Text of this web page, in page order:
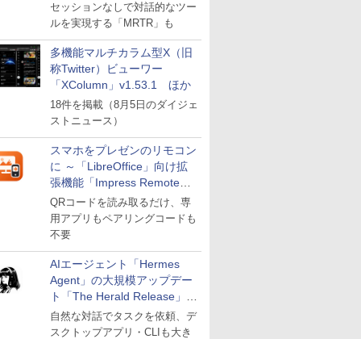
レスへ
セッションなしで対話的なツー
ルを実現する「MRTR」も
多機能マルチカラム型X（旧
称Twitter）ビューワー
「XColumn」v1.53.1 ほか
18件を掲載（8月5日のダイジェ
ストニュース）
スマホをプレゼンのリモコン
に ～「LibreOffice」向け拡
張機能「Impress Remote」
が公開
QRコードを読み取るだけ、専
用アプリもペアリングコードも
不要
AIエージェント「Hermes
Agent」の大規模アップデー
ト「The Herald Release」が
公開
自然な対話でタスクを依頼、デ
スクトップアプリ・CLIも大き